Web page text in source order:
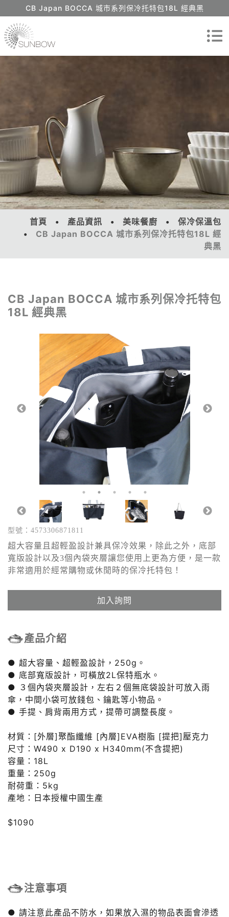
CB Japan BOCCA 城市系列保冷托特包18L 經典黑
首頁 產品資訊 美味餐廚
保冷保溫包
CB Japan BOCCA 城市系列保冷托特包18L 經
典黑
CB Japan BOCCA 城市系列保冷托特包
18L 經典黑
型號：4573306871811
超大容量且超輕盈設計兼具保冷效果，除此之外，底部
寬版設計以及3個內袋夾層讓您使用上更為方便，是一款
非常適用於經常購物或休閒時的保冷托特包！
加入詢問
產品介紹
● 超大容量、超輕盈設計，250g。
● 底部寬版設計，可橫放2L保特瓶水。
● ３個內袋夾層設計，左右２個無底袋設計可放入雨
傘，中間小袋可放錢包、鑰匙等小物品。
● 手提、肩背兩用方式，提帶可調整長度。
材質：[外層]聚酯纖維 [內層]EVA樹脂 [提把]壓克力
尺寸：W490 x D190 x H340mm(不含提把)
容量：18L
重量：250g
耐荷重：5kg
產地：日本授權中國生產
$1090
注意事項
● 請注意此產品不防水，如果放入濕的物品表面會滲透